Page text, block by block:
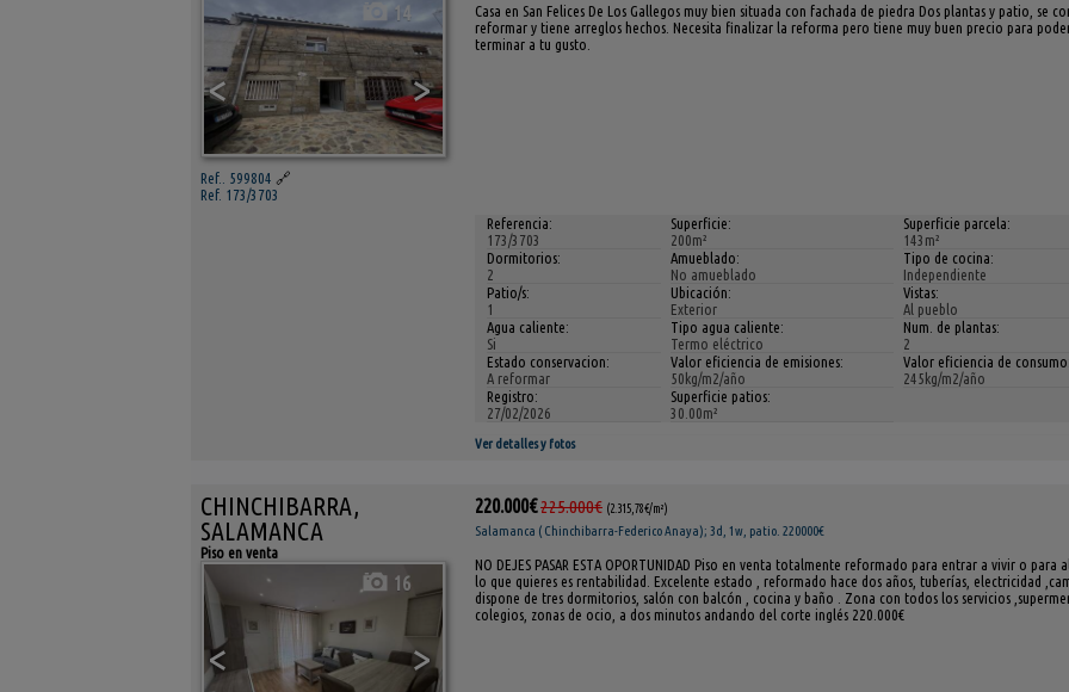
< >
14
Ref.. 599804 🔗
Ref. 173/3703
Casa en San Felices De Los Gallegos muy bien situada con fachada de piedra Dos plantas y patio, se
reformar y tiene arreglos hechos. Necesita finalizar la reforma pero tiene muy buen precio para
terminar a tu gusto.
Referencia:
173/3703
Superficie:
200m²
Superficie parcela:
143m²
Dormitorios:
2
Amueblado:
No amueblado
Tipo de cocina:
Independiente
Patio/s:
1
Ubicación:
Exterior
Vistas:
Al pueblo
Agua caliente:
Si
Tipo agua caliente:
Termo eléctrico
Num. de plantas:
2
Estado conservacion:
A reformar
Valor eficiencia de emisiones:
50kg/m2/año
Valor eficiencia de
245kg/m2/año
Registro:
27/02/2026
Superficie patios:
30.00m²
Ver detalles y fotos
CHINCHIBARRA,
SALAMANCA
Piso en venta
< >
16
220.000€225.000€ (2.315,78€/m²)
Salamanca ( Chinchibarra-Federico Anaya); 3d, 1w, patio. 220000€
NO DEJES PASAR ESTA OPORTUNIDAD Piso en venta totalmente reformado para entrar a vivir o para
lo que quieres es rentabilidad. Excelente estado , reformado hace dos años, tuberías, electricidad
dispone de tres dormitorios, salón con balcón , cocina y baño . Zona con todos los servicios
colegios, zonas de ocio, a dos minutos andando del corte inglés 220.000€